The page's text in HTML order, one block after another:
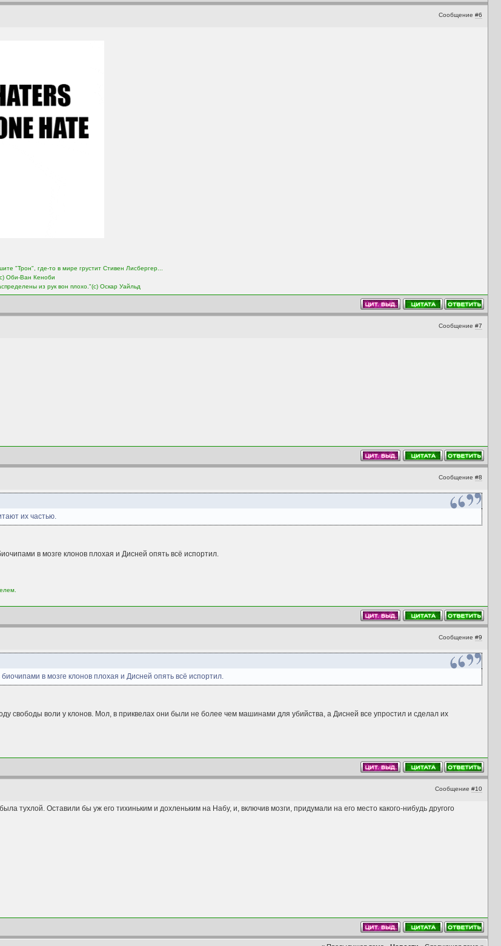
Сообщение #6
"Трон", где-то в мире грустит Стивен Лисбергер...
Оби-Ван Кеноби
из рук вон плохо."(с) Оскар Уайльд
Сообщение #7
Сообщение #8
их частью.
в мозге клонов плохая и Дисней опять всё испортил.
Сообщение #9
в мозге клонов плохая и Дисней опять всё испортил.
свободы воли у клонов. Мол, в приквелах они были не более чем машинами для убийства, а Дисней все упростил и сделал их
Сообщение #10
тухлой. Оставили бы уж его тихиньким и дохленьким на Набу, и, включив мозги, придумали на его место какого-нибудь другого